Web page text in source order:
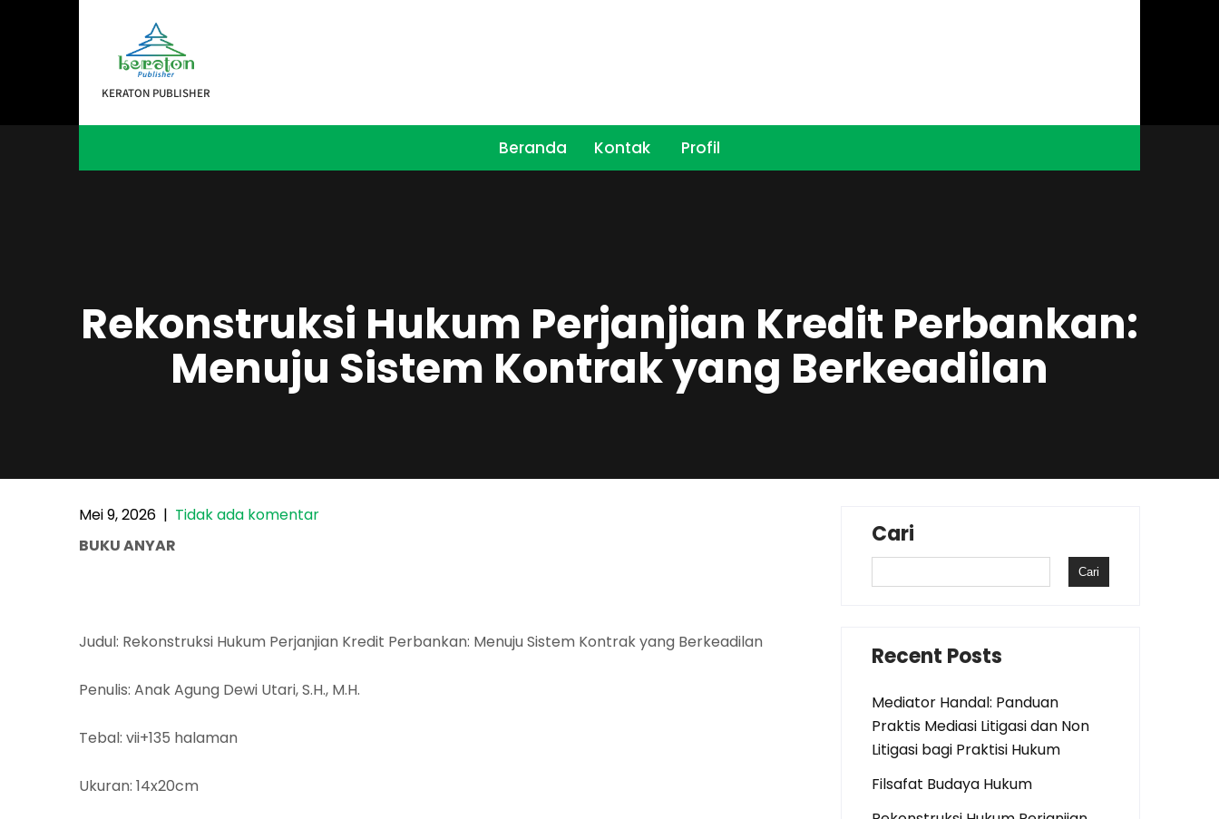
KERATON PUBLISHER
Beranda Kontak Profil
Rekonstruksi Hukum Perjanjian Kredit Perbankan:
Menuju Sistem Kontrak yang Berkeadilan
Mei 9, 2026 | Tidak ada komentar
BUKU ANYAR
Judul: Rekonstruksi Hukum Perjanjian Kredit Perbankan: Menuju Sistem Kontrak yang Berkeadilan
Penulis: Anak Agung Dewi Utari, S.H., M.H.
Tebal: vii+135 halaman
Ukuran: 14x20cm
Cari
Cari
Recent Posts
Mediator Handal: Panduan
Praktis Mediasi Litigasi dan Non
Litigasi bagi Praktisi Hukum
Filsafat Budaya Hukum